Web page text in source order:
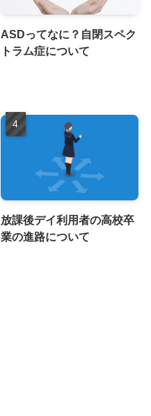
ASDってなに？自閉スペク
トラム症について
放課後デイ利用者の高校卒
業の進路について